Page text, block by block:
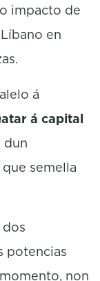
impacto de
en
á
á capital
dun
semella
potencias
non